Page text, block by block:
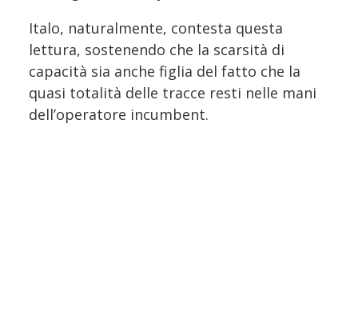
Italo, naturalmente, contesta questa
lettura, sostenendo che la scarsità di
capacità sia anche figlia del fatto che la
quasi totalità delle tracce resti nelle mani
dell’operatore incumbent.